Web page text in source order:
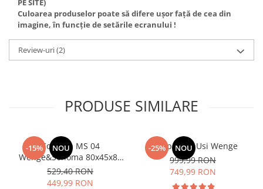
PE SITE)
Culoarea produselor poate să difere ușor față de cea din
imagine, în funcție de setările ecranului !
Review-uri(2)
PRODUSE SIMILARE
-15% NOU
Comoda MS 04
Wenge&Sonoma 80x45x85
cm
529,40 RON
449,99 RON
-25% NOU
Dulap Rio 3 Usi Wenge
999,99 RON
749,99 RON